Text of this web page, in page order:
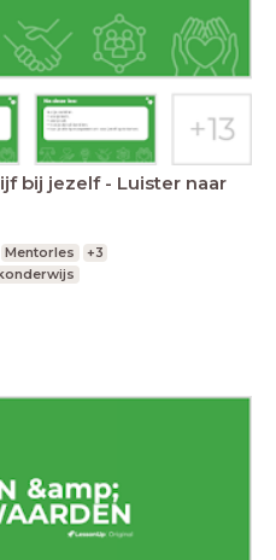
bij jezelf - Luister naar
Mentorles
+3